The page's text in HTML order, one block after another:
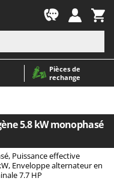
Pièces de
rechange
autoportés
gazon
pour tracteur
5.8 kW monophasé
Puissance effective
Enveloppe alternateur en
7.7 HP